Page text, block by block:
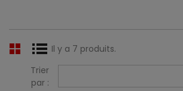
Il y a 7 produits.
Trier
par :